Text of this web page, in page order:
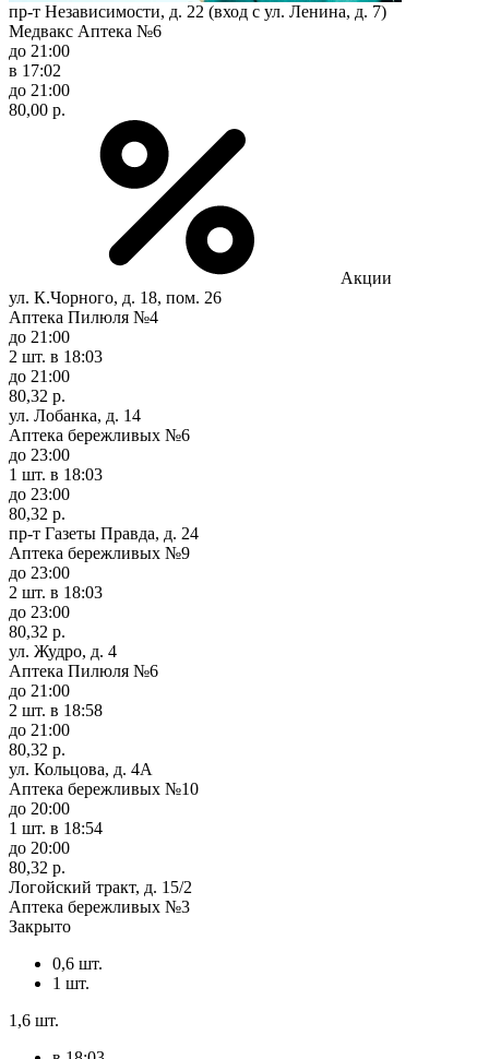
пр-т Независимости, д. 22 (вход с ул. Ленина, д. 7)
Медвакс Аптека №6
до 21:00
в 17:02
до 21:00
80,00 р.
Акции
ул. К.Чорного, д. 18, пом. 26
Аптека Пилюля №4
до 21:00
2 шт. в 18:03
до 21:00
80,32 р.
ул. Лобанка, д. 14
Аптека бережливых №6
до 23:00
1 шт. в 18:03
до 23:00
80,32 р.
пр-т Газеты Правда, д. 24
Аптека бережливых №9
до 23:00
2 шт. в 18:03
до 23:00
80,32 р.
ул. Жудро, д. 4
Аптека Пилюля №6
до 21:00
2 шт. в 18:58
до 21:00
80,32 р.
ул. Кольцова, д. 4А
Аптека бережливых №10
до 20:00
1 шт. в 18:54
до 20:00
80,32 р.
Логойский тракт, д. 15/2
Аптека бережливых №3
Закрыто
0,6 шт.
1 шт.
1,6 шт.